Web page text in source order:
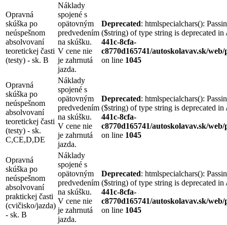
Opravná
skúška po
neúspešnom
absolvovaní
teoretickej časti
(testy) - sk. B
Náklady
spojené s
opätovným
predvedením
na skúšku.
V cene nie
je zahrnutá
jazda.
Deprecated: htmlspecialchars():
($string) of type string is deprecated in
441c-8cfa-
c8770d165741/autoskolavav.sk/
on line 1045
Opravná
skúška po
neúspešnom
absolvovaní
teoretickej časti
(testy) - sk.
C,CE,D,DE
Náklady
spojené s
opätovným
predvedením
na skúšku.
V cene nie
je zahrnutá
jazda.
Deprecated: htmlspecialchars():
($string) of type string is deprecated in
441c-8cfa-
c8770d165741/autoskolavav.sk/
on line 1045
Opravná
skúška po
neúspešnom
absolvovaní
praktickej časti
(cvičisko/jazda)
- sk. B
Náklady
spojené s
opätovným
predvedením
na skúšku.
V cene nie
je zahrnutá
jazda.
Deprecated: htmlspecialchars():
($string) of type string is deprecated in
441c-8cfa-
c8770d165741/autoskolavav.sk/
on line 1045